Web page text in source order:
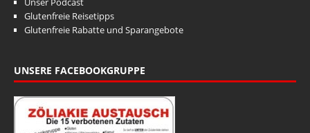
Glutenfreie Reisetipps
Glutenfreie Rabatte und Sparangebote
UNSERE FACEBOOKGRUPPE